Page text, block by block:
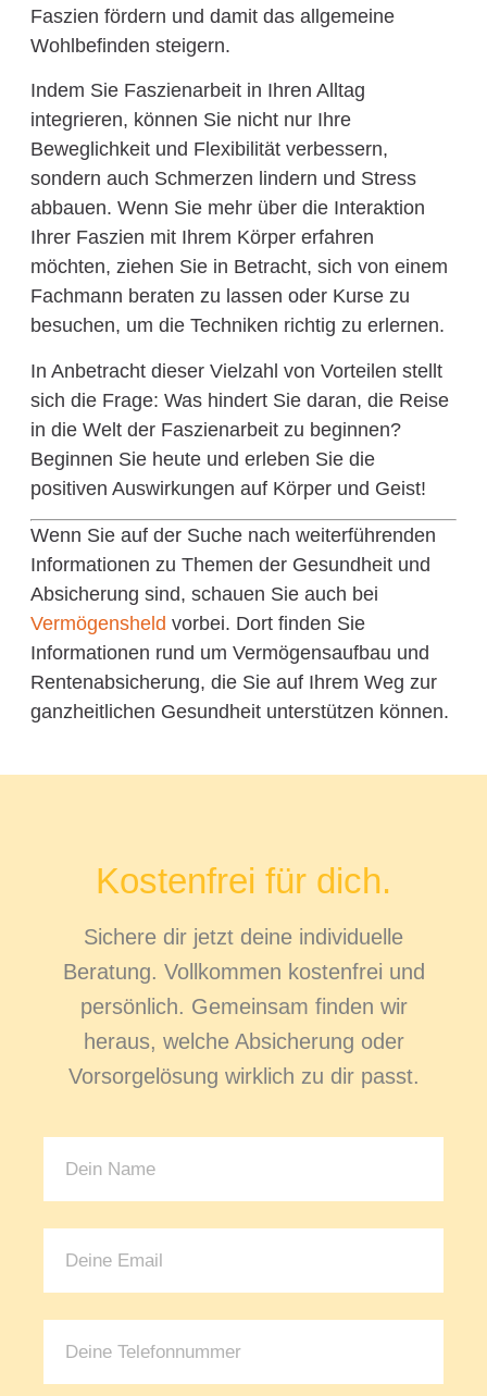
Faszien fördern und damit das allgemeine
Wohlbefinden steigern.
Indem Sie Faszienarbeit in Ihren Alltag
integrieren, können Sie nicht nur Ihre
Beweglichkeit und Flexibilität verbessern,
sondern auch Schmerzen lindern und Stress
abbauen. Wenn Sie mehr über die Interaktion
Ihrer Faszien mit Ihrem Körper erfahren
möchten, ziehen Sie in Betracht, sich von einem
Fachmann beraten zu lassen oder Kurse zu
besuchen, um die Techniken richtig zu erlernen.
In Anbetracht dieser Vielzahl von Vorteilen stellt
sich die Frage: Was hindert Sie daran, die Reise
in die Welt der Faszienarbeit zu beginnen?
Beginnen Sie heute und erleben Sie die
positiven Auswirkungen auf Körper und Geist!
Wenn Sie auf der Suche nach weiterführenden
Informationen zu Themen der Gesundheit und
Absicherung sind, schauen Sie auch bei
Vermögensheld vorbei. Dort finden Sie
Informationen rund um Vermögensaufbau und
Rentenabsicherung, die Sie auf Ihrem Weg zur
ganzheitlichen Gesundheit unterstützen können.
Kostenfrei für dich.
Sichere dir jetzt deine individuelle
Beratung. Vollkommen kostenfrei und
persönlich. Gemeinsam finden wir
heraus, welche Absicherung oder
Vorsorgelösung wirklich zu dir passt.